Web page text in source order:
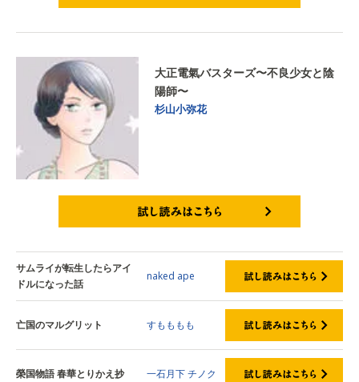
大正電氣バスターズ〜不良少女と陰
陽師〜
杉山小弥花
サムライが転生したらアイ
ドルになった話
naked ape
亡国のマルグリット すもももも
榮国物語 春華とりかえ抄 一石月下チノク